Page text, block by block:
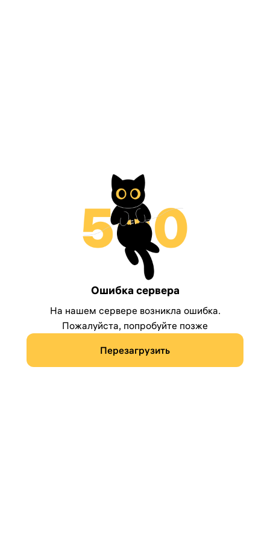
Ошибка сервера
На нашем сервере возникла ошибка.
Пожалуйста, попробуйте позже
Перезагрузить